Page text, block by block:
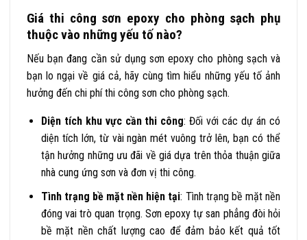
Giá thi công sơn epoxy cho phòng sạch phụ
thuộc vào những yếu tố nào?
Nếu bạn đang cần sử dụng sơn epoxy cho phòng sạch và
bạn lo ngại về giá cả, hãy cùng tìm hiểu những yếu tố ảnh
hưởng đến chi phí thi công sơn cho phòng sạch.
Diện tích khu vực cần thi công: Đối với các dự án có
diện tích lớn, từ vài ngàn mét vuông trở lên, bạn có thể
tận hưởng những ưu đãi về giá dựa trên thỏa thuận giữa
nhà cung ứng sơn và đơn vị thi công.
Tình trạng bề mặt nền hiện tại: Tình trạng bề mặt nền
đóng vai trò quan trọng. Sơn epoxy tự san phẳng đòi hỏi
bề mặt nền chất lượng cao để đảm bảo kết quả tốt